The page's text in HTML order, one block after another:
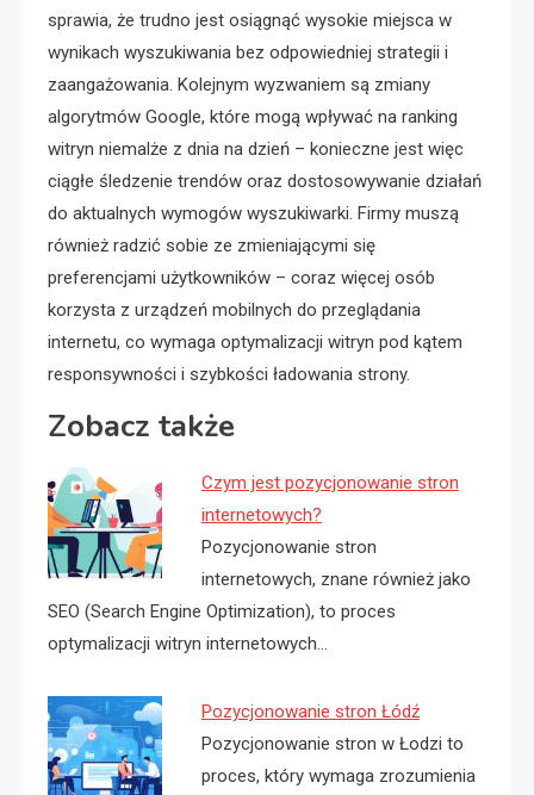
sprawia, że trudno jest osiągnąć wysokie miejsca w
wynikach wyszukiwania bez odpowiedniej strategii i
zaangażowania. Kolejnym wyzwaniem są zmiany
algorytmów Google, które mogą wpływać na ranking
witryn niemalże z dnia na dzień – konieczne jest więc
ciągłe śledzenie trendów oraz dostosowywanie działań
do aktualnych wymogów wyszukiwarki. Firmy muszą
również radzić sobie ze zmieniającymi się
preferencjami użytkowników – coraz więcej osób
korzysta z urządzeń mobilnych do przeglądania
internetu, co wymaga optymalizacji witryn pod kątem
responsywności i szybkości ładowania strony.
Zobacz także
Czym jest pozycjonowanie stron
internetowych?
Pozycjonowanie stron
internetowych, znane również jako
SEO (Search Engine Optimization), to proces
optymalizacji witryn internetowych…
Pozycjonowanie stron Łódź
Pozycjonowanie stron w Łodzi to
proces, który wymaga zrozumienia